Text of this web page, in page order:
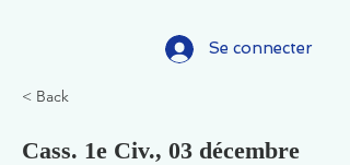
Se connecter
< Back
Cass. 1e Civ., 03 décembre